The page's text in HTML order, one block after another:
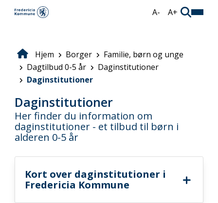
A- A+
Brødkrumme
Hjem Borger
Familie, børn og unge
Dagtilbud 0-5 år
Daginstitutioner
Daginstitutioner
Daginstitutioner
Her finder du information om
daginstitutioner - et tilbud til børn i
alderen 0-5 år
Kort over daginstitutioner i
Fredericia Kommune